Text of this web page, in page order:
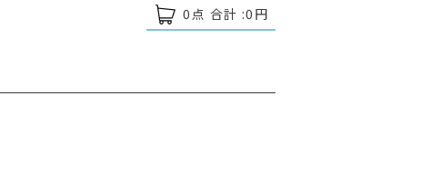
0 点 合計 :0 円